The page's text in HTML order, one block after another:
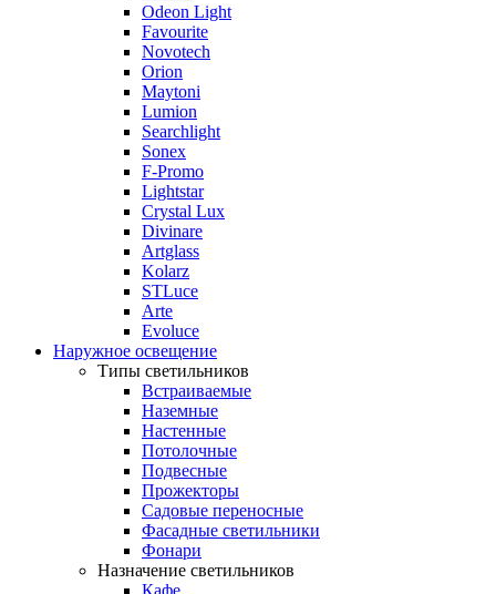
Odeon Light
Favourite
Novotech
Orion
Maytoni
Lumion
Searchlight
Sonex
F-Promo
Lightstar
Crystal Lux
Divinare
Artglass
Kolarz
STLuce
Arte
Evoluce
Наружное освещение
Типы светильников
Встраиваемые
Наземные
Настенные
Потолочные
Подвесные
Прожекторы
Садовые переносные
Фасадные светильники
Фонари
Назначение светильников
Кафе